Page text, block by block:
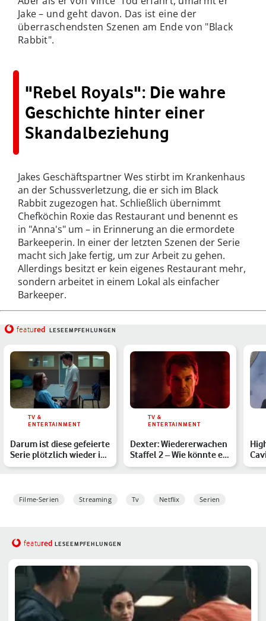
Jake – und geht davon. Das ist eine der
überraschendsten Szenen am Ende von "Black
Rabbit".
"Rebel Royals": Die wahre
Geschichte hinter einer
Skandalbeziehung
Jakes Geschäftspartner Wes stirbt im Krankenhaus
an der Schussverletzung, die er sich im Black
Rabbit zugezogen hat. Schließlich übernimmt
Chefköchin Roxie das Restaurant und benennt es
in "Anna's" um – in Erinnerung an die ermordete
Barkeeperin. In einer der letzten Szenen der Serie
macht sich Jake fertig, um zur Arbeit zu gehen.
Allerdings besitzt er kein eigenes Restaurant mehr,
sondern arbeitet in einem Lokal als einfacher
Barkeeper.
featured LESEEMPFEHLUNGEN
TV &
ENTERTAINMENT
Darum ist diese gefeierte
Serie plötzlich wieder in
den Netflix-C…
TV &
ENTERTAINMENT
Dexter: Wiedererwachen
Staffel 2 – Wie könnte es
weitergehen?
Filme-Serien Streaming Tv Netflix Serien
featured LESEEMPFEHLUNGEN